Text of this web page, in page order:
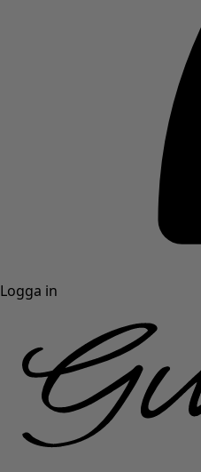
Logga in